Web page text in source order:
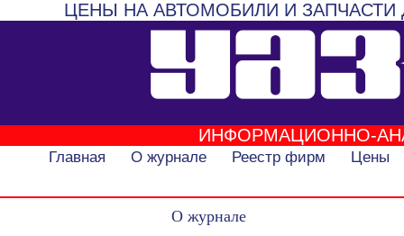
ЦЕНЫ НА АВТОМОБИЛИ И
ИНФОРМАЦИОННО-
Главная О журнале Реестр фирм Цены
О журнале